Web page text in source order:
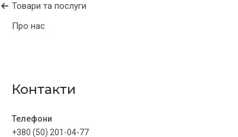
Товари та послуги
Про нас
Контакти
+380 (50) 201-04-77